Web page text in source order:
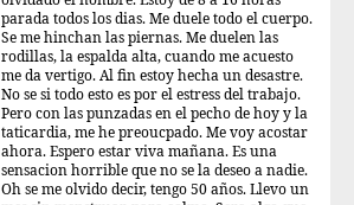
parada todos los dias. Me duele todo el cuerpo.
Se me hinchan las piernas. Me duelen las
rodillas, la espalda alta, cuando me acuesto
me da vertigo. Al fin estoy hecha un desastre.
No se si todo esto es por el estress del trabajo.
Pero con las punzadas en el pecho de hoy y la
taticardia, me he preoucpado. Me voy acostar
ahora. Espero estar viva mañana. Es una
sensacion horrible que no se la deseo a nadie.
Oh se me olvido decir, tengo 50 años. Llevo un